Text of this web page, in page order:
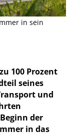
in sein
100 Prozent
seines
und
der
in das